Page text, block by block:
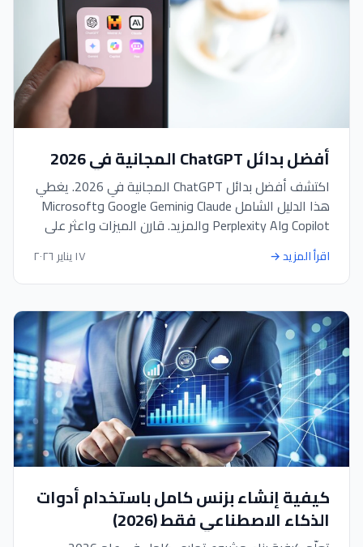
أفضل بدائل ChatGPT المجانية في 2026
اكتشف أفضل بدائل ChatGPT المجانية في 2026. يغطي
هذا الدليل الشامل Claude وGoogle Gemini وMicrosoft
Copilot وPerplexity AI والمزيد. قارن الميزات واعثر على
المساعد الذكي المثالي للبحث أو البرمجة أو المحادثات أو
المهام التي تركز على الخصوصية.
١٧ يناير ٢٠٢٦ اقرأ المزيد→
كيفية إنشاء بزنس كامل باستخدام أدوات
الذكاء الاصطناعي فقط (2026)